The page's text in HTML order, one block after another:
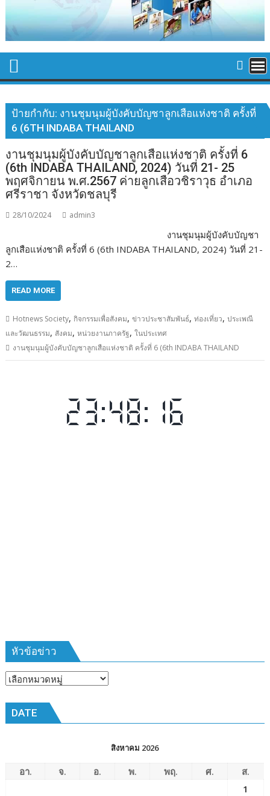
ป้ายกำกับ: งานชุมนุมผู้บังคับบัญชาลูกเสือแห่งชาติ ครั้งที่
6 (6TH INDABA THAILAND
งานชุมนุมผู้บังคับบัญชาลูกเสือแห่งชาติ ครั้งที่ 6
(6th INDABA THAILAND, 2024) วันที่ 21- 25
พฤศจิกายน พ.ศ.2567 ค่ายลูกเสือวชิราวุธ อำเภอ
ศรีราชา จังหวัดชลบุรี
28/10/2024 admin3
งานชุมนุมผู้บังคับบัญชา
ลูกเสือแห่งชาติ ครั้งที่ 6 (6th INDABA THAILAND, 2024) วันที่ 21-
2…
READ MORE
Hotnews Society,กิจกรรมเพื่อสังคม,ข่าวประชาสัมพันธ์,ท่องเที่ยว,ประเพณี
และวัฒนธรรม, สังคม,หน่วยงานภาครัฐ,ในประเทศ
งานชุมนุมผู้บังคับบัญชาลูกเสือแห่งชาติ ครั้งที่ 6 (6th INDABA THAILAND
หัวข้อข่าว
หัวข้อ
DATE
สิงหาคม 2026
อา. จ. อ. พ. พฤ. ศ.
ส.
1